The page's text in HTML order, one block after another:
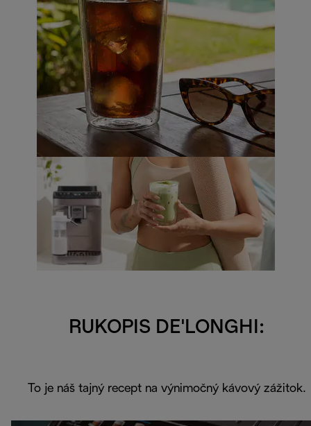
RUKOPIS DE'LONGHI:
To je náš tajný recept na výnimočný kávový zážitok.